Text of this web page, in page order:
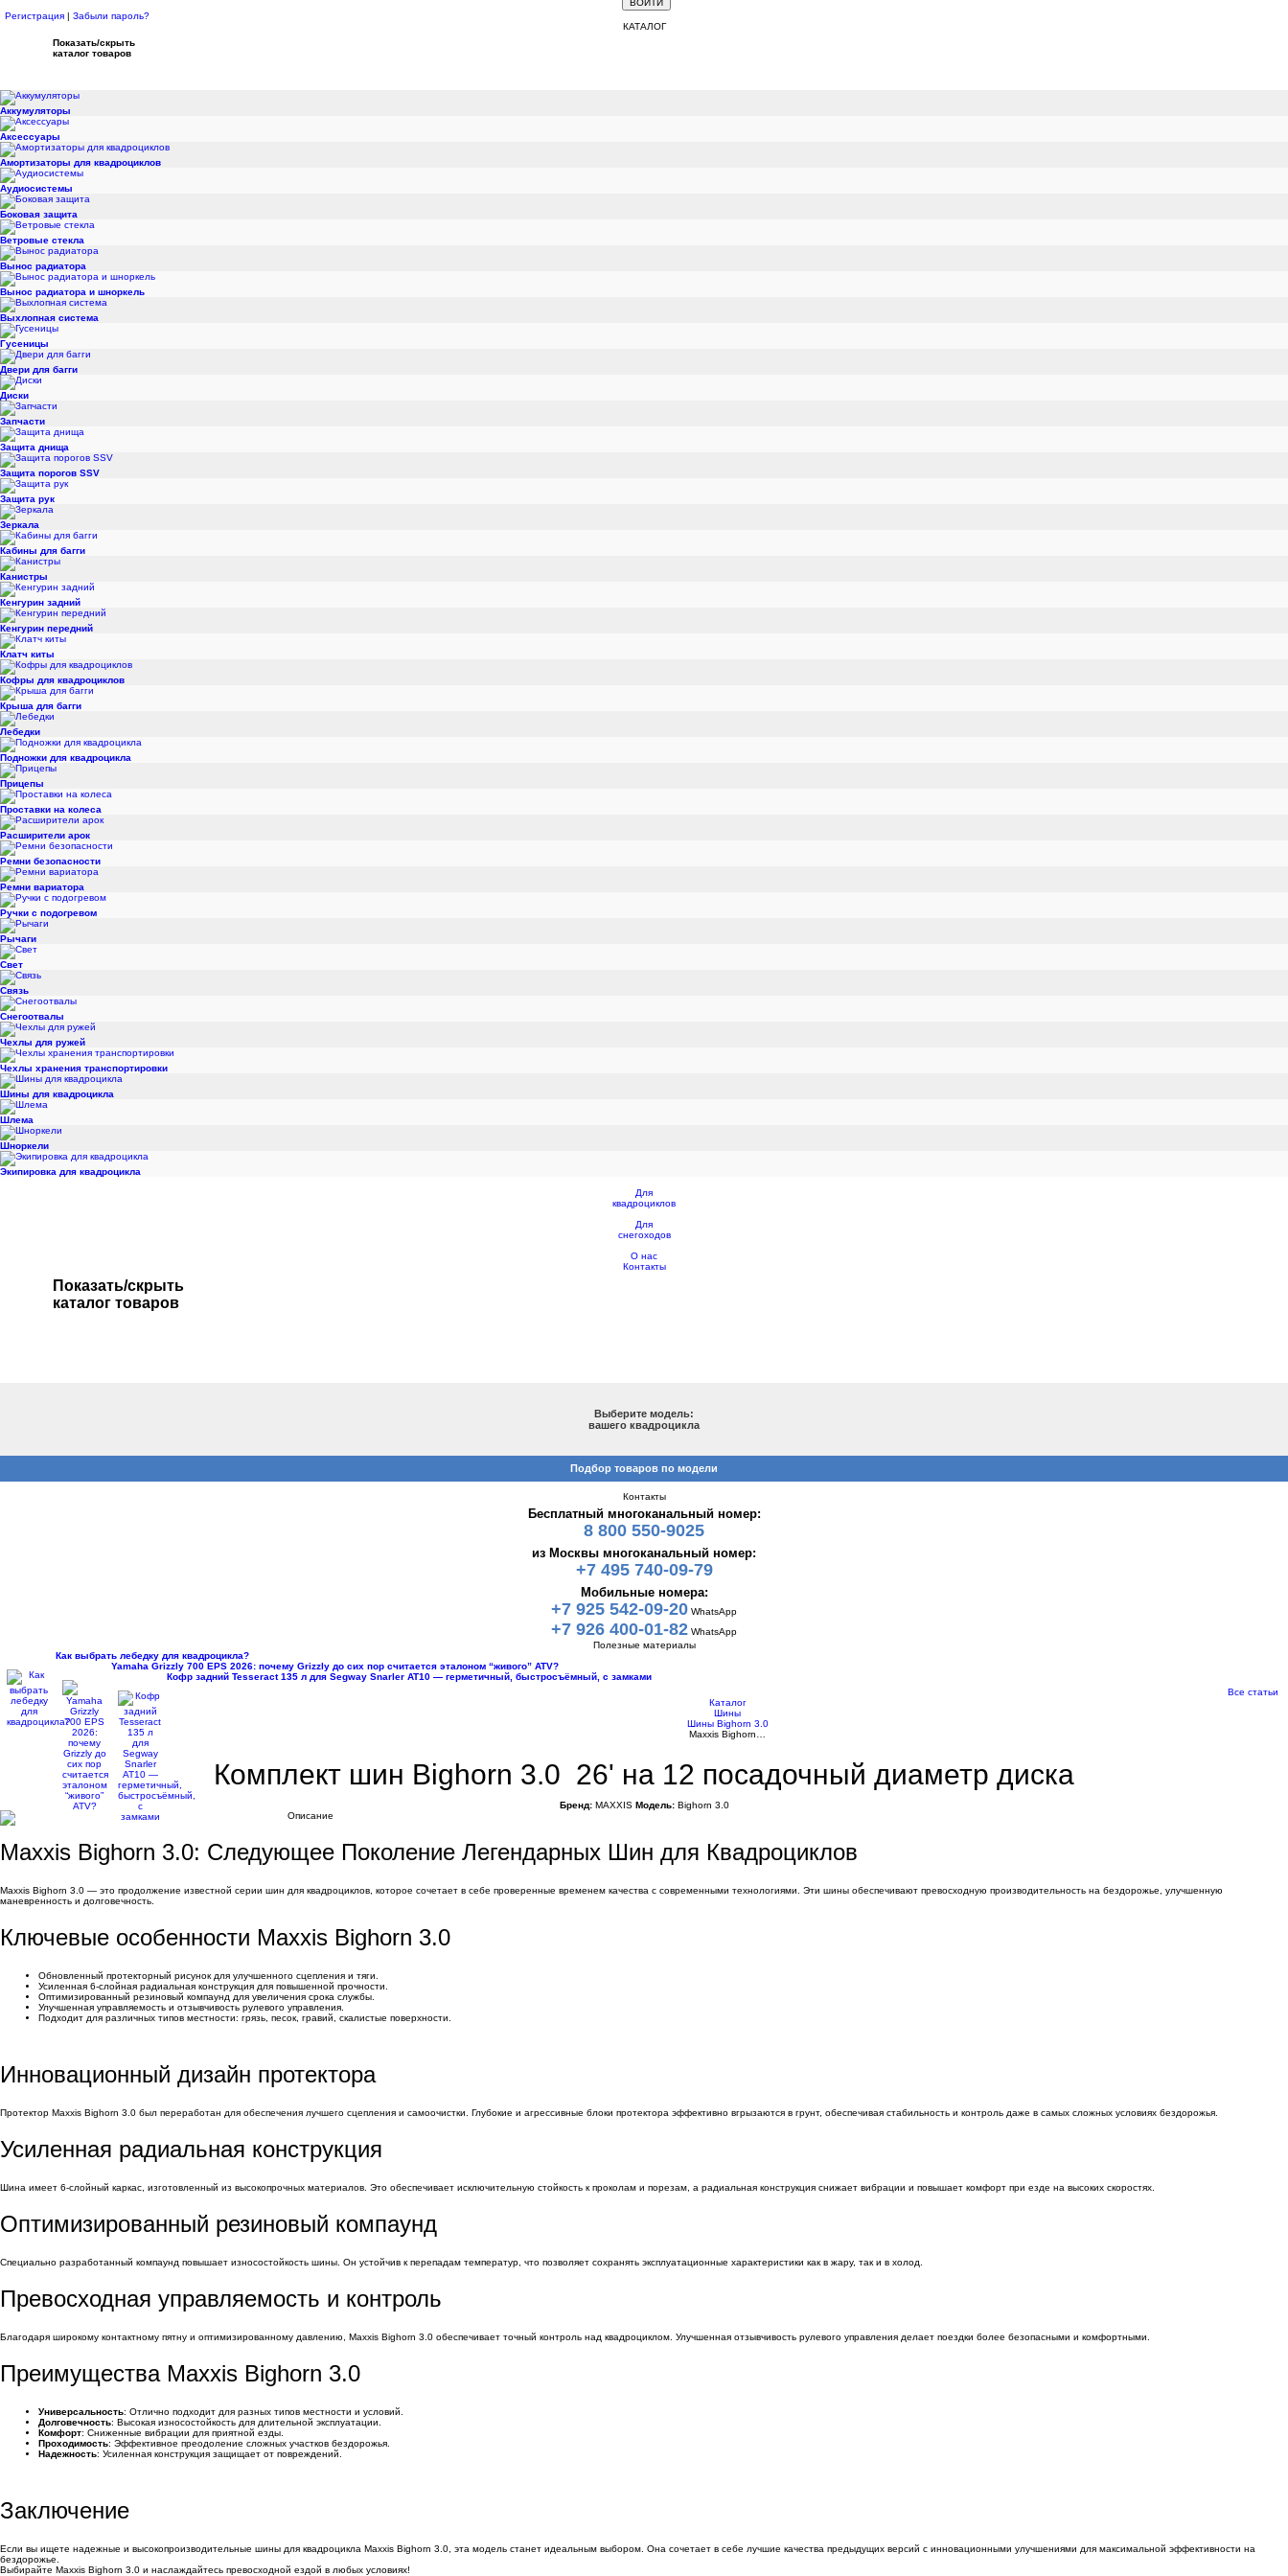
Регистрация
Забыли пароль?
КАТАЛОГ
Показать/скрыть
каталог товаров
Аккумуляторы
Аксессуары
Амортизаторы для квадроциклов
Аудиосистемы
Боковая защита
Ветровые стекла
Вынос радиатора
Вынос радиатора и шноркель
Выхлопная система
Гусеницы
Двери для багги
Диски
Запчасти
Защита днища
Защита порогов SSV
Защита рук
Зеркала
Кабины для багги
Канистры
Кенгурин задний
Кенгурин передний
Клатч киты
Кофры для квадроциклов
Крыша для багги
Лебедки
Подножки для квадроцикла
Прицепы
Проставки на колеса
Расширители арок
Ремни безопасности
Ремни вариатора
Ручки с подогревом
Рычаги
Свет
Связь
Снегоотвалы
Чехлы для ружей
Чехлы хранения транспортировки
Шины для квадроцикла
Шлема
Шноркели
Экипировка для квадроцикла
Для
квадроциклов
Для
снегоходов
О нас
Контакты
Показать/скрыть
каталог товаров
Выберите модель:
вашего квадроцикла
Подбор товаров по модели
Контакты
Бесплатный многоканальный номер:
8 800 550-9025
из Москвы многоканальный номер:
+7 495 740-09-79
Мобильные номера:
+7 925 542-09-20 WhatsApp
+7 926 400-01-82 WhatsApp
Полезные материалы
Как выбрать лебедку для квадроцикла?
Yamaha Grizzly 700 EPS 2026: почему Grizzly до сих пор считается эталоном “живого” ATV?
Кофр задний Tesseract 135 л для Segway Snarler AT10 — герметичный, быстросъёмный, с замками
Все статьи
Каталог
Шины
Шины Bighorn 3.0
Maxxis Bighorn…
Комплект шин Bighorn 3.0 26' на 12 посадочный диаметр диска
Бренд:MAXXIS Модель:Bighorn 3.0
Описание
Maxxis Bighorn 3.0: Следующее Поколение Легендарных Шин для Квадроциклов
Maxxis Bighorn 3.0 — это продолжение известной серии шин для квадроциклов, которое сочетает в себе проверенные временем качества с современными технологиями. Эти шины обеспечивают превосходную производительность на бездорожье, улучшенную
маневренность и долговечность.
Ключевые особенности Maxxis Bighorn 3.0
Обновленный протекторный рисунок для улучшенного сцепления и тяги.
Усиленная 6-слойная радиальная конструкция для повышенной прочности.
Оптимизированный резиновый компаунд для увеличения срока службы.
Улучшенная управляемость и отзывчивость рулевого управления.
Подходит для различных типов местности: грязь, песок, гравий, скалистые поверхности.
Инновационный дизайн протектора
Протектор Maxxis Bighorn 3.0 был переработан для обеспечения лучшего сцепления и самоочистки. Глубокие и агрессивные блоки протектора эффективно вгрызаются в грунт, обеспечивая стабильность и контроль даже в самых сложных условиях бездорожья.
Усиленная радиальная конструкция
Шина имеет 6-слойный каркас, изготовленный из высокопрочных материалов. Это обеспечивает исключительную стойкость к проколам и порезам, а радиальная конструкция снижает вибрации и повышает комфорт при езде на высоких скоростях.
Оптимизированный резиновый компаунд
Специально разработанный компаунд повышает износостойкость шины. Он устойчив к перепадам температур, что позволяет сохранять эксплуатационные характеристики как в жару, так и в холод.
Превосходная управляемость и контроль
Благодаря широкому контактному пятну и оптимизированному давлению, Maxxis Bighorn 3.0 обеспечивает точный контроль над квадроциклом. Улучшенная отзывчивость рулевого управления делает поездки более безопасными и комфортными.
Преимущества Maxxis Bighorn 3.0
Универсальность: Отлично подходит для разных типов местности и условий.
Долговечность: Высокая износостойкость для длительной эксплуатации.
Комфорт: Сниженные вибрации для приятной езды.
Проходимость: Эффективное преодоление сложных участков бездорожья.
Надежность: Усиленная конструкция защищает от повреждений.
Заключение
Если вы ищете надежные и высокопроизводительные шины для квадроцикла Maxxis Bighorn 3.0, эта модель станет идеальным выбором. Она сочетает в себе лучшие качества предыдущих версий с инновационными улучшениями для максимальной эффективности на
бездорожье.
Выбирайте Maxxis Bighorn 3.0 и наслаждайтесь превосходной ездой в любых условиях!